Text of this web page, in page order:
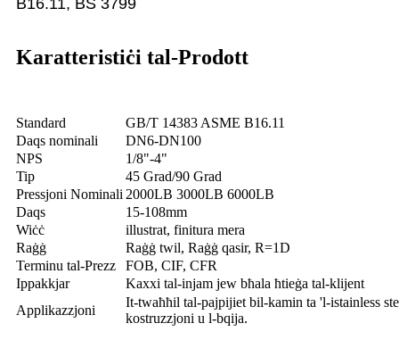
Karatteristiċi tal-Prodott
Standard
GB/T 14383 ASME B16.11
Daqs nominali
DN6-DN100
NPS
1/8"-4"
Tip
45 Grad/90 Grad
Pressjoni Nominali 2000LB 3000LB 6000LB
Daqs
15-108mm
Wiċċ
illustrat, finitura mera
Raġġ
Raġġ twil, Raġġ qasir, R=1D
Terminu tal-Prezz
FOB, CIF, CFR
Ippakkjar
Kaxxi tal-injam jew bħala ħtieġa tal-klijent
Applikazzjoni
It-twaħħil tal-pajpijiet bil-kamin ta 'l-istainless
kostruzzjoni u l-bqija.